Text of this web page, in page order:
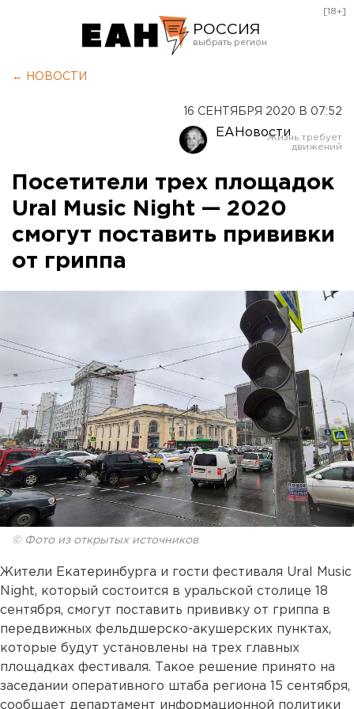
РОССИЯ
Оренбург
[18+]
← НОВОСТИ
16 СЕНТЯБРЯ 2020 В 07:52
ЕАНовости
Посетители трех площадок
Ural Music Night — 2020
смогут поставить прививки
от гриппа
© Фото из открытых источников
Жители Екатеринбурга и гости фестиваля Ural Music
Night, который состоится в уральской столице 18
сентября, смогут поставить прививку от гриппа в
передвижных фельдшерско-акушерских пунктах,
которые будут установлены на трех главных
площадках фестиваля. Такое решение принято на
заседании оперативного штаба региона 15 сентября,
сообщает департамент информационной политики